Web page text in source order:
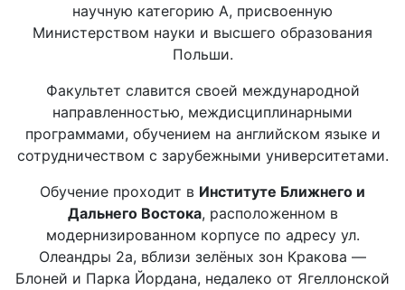
научную категорию A, присвоенную
Министерством науки и высшего образования
Польши.
Факультет славится своей международной
направленностью, междисциплинарными
программами, обучением на английском языке и
сотрудничеством с зарубежными университетами.
Обучение проходит в Институте Ближнего и
Дальнего Востока, расположенном в
модернизированном корпусе по адресу ул.
Олеандры 2а, вблизи зелёных зон Кракова —
Блоней и Парка Йордана, недалеко от Ягеллонской